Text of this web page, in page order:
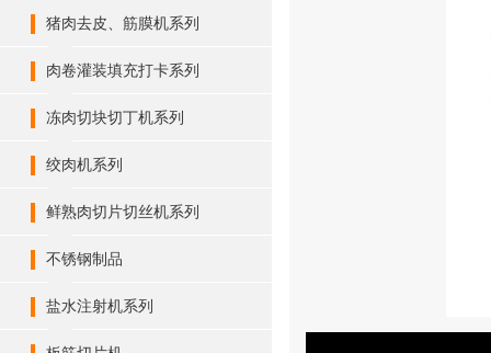
猪肉去皮、筋膜机系列
肉卷灌装填充打卡系列
冻肉切块切丁机系列
绞肉机系列
鲜熟肉切片切丝机系列
不锈钢制品
盐水注射机系列